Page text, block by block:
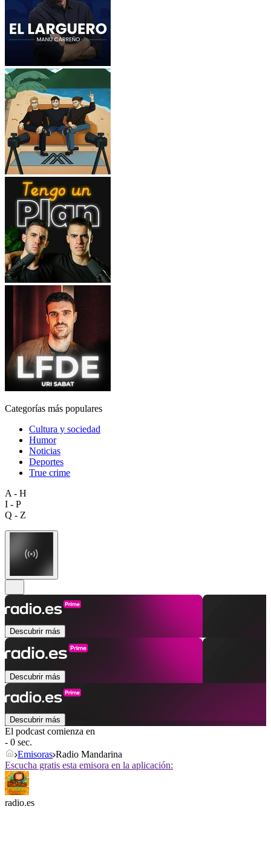
Categorías más populares
Cultura y sociedad
Humor
Noticias
Deportes
True crime
A - H
I - P
Q - Z
Descubrir más
Descubrir más
Descubrir más
El podcast comienza en
- 0 sec.
Emisoras Radio Mandarina
Escucha gratis esta emisora en la aplicación:
radio.es